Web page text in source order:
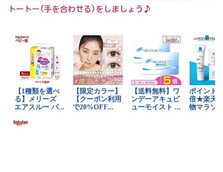
トートー(手を合わせる)をしましょう♪